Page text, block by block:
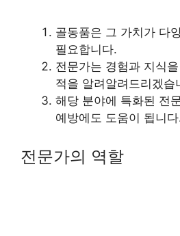
골동품은 그 가치가 다
필요합니다.
전문가는 경험과 지식
적을 알려알려드리겠습
해당 분야에 특화된 전
예방에도 도움이 됩니
전문가의 역할